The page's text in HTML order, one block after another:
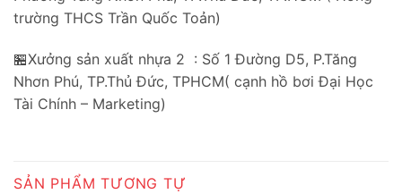
trường THCS Trần Quốc Toản)
🏪Xưởng sản xuất nhựa 2 : Số 1 Đường D5, P.Tăng
Nhơn Phú, TP.Thủ Đức, TPHCM( cạnh hồ bơi Đại Học
Tài Chính – Marketing)
SẢN PHẨM TƯƠNG TỰ